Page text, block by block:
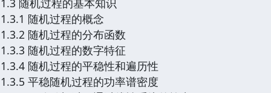
1.3 随机过程的基本知识
1.3.1 随机过程的概念
1.3.2 随机过程的分布函数
1.3.3 随机过程的数字特征
1.3.4 随机过程的平稳性和遍历性
1.3.5 平稳随机过程的功率谱密度